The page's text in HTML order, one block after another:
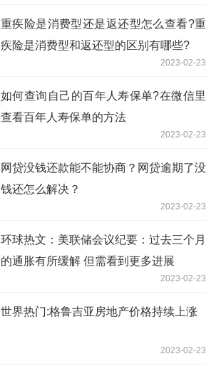
重疾险是消费型还是返还型怎么查看?重
疾险是消费型和返还型的区别有哪些?
2023-02-23
如何查询​自己的百年人寿保单?在微信里
查看百年人寿保单的方法
2023-02-23
​网贷没钱还款能不能协商？网贷逾期了没
钱还怎么解决？
2023-02-23
环球热文：美联储会议纪要：过去三个月
的通胀有所缓解 但需看到更多进展
2023-02-23
世界热门:格鲁吉亚房地产价格持续上涨
2023-02-23